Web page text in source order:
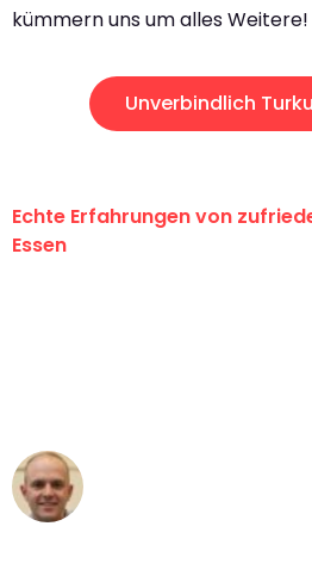
kümmern uns um alles Weitere!
Unverbindlich
Echte Erfahrungen von
Essen